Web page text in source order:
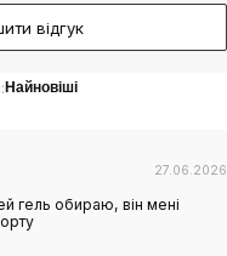
відгук
Найновіші
27.06.2026
гель обираю, він мені